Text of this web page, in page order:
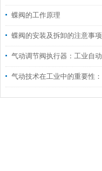
蝶阀的工作原理​
蝶阀的安装及拆卸的注意事项